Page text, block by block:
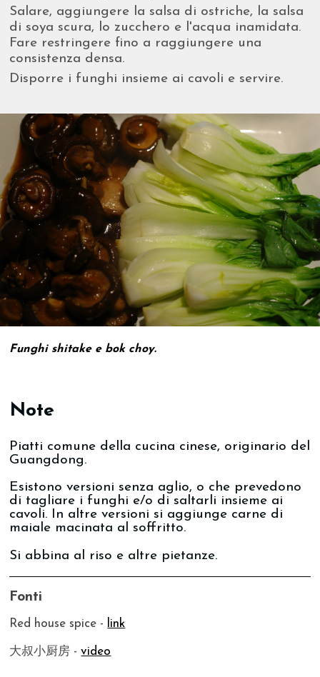
Salare, aggiungere la salsa di ostriche, la salsa
di soya scura, lo zucchero e l'acqua inamidata.
Fare restringere fino a raggiungere una
consistenza densa.
Disporre i funghi insieme ai cavoli e servire.
Funghi shitake e bok choy.
Note
Piatti comune della cucina cinese, originario del
Guangdong.
Esistono versioni senza aglio, o che prevedono
di tagliare i funghi e/o di saltarli insieme ai
cavoli. In altre versioni si aggiunge carne di
maiale macinata al soffritto.
Si abbina al riso e altre pietanze.
Fonti
Red house spice - link
大叔小厨房 -video